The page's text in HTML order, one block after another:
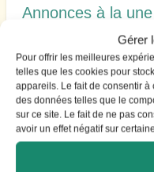
Gérer
Pour offrir les meilleures
telles que les cookies pour
appareils. Le fait de consentir
des données telles que le
sur ce site. Le fait de ne pas
avoir un effet négatif sur
Annonces à la une
A VENDRE : fonds de
couvertes dans station
VENTE DE PARCS (zone
Vente parc ostreicole
Vends parc cause retraite
Vente parc ostreicole